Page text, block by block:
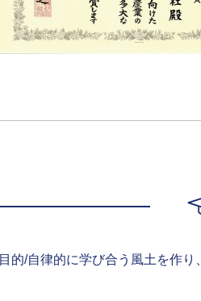
目的/自律的に学び合う風土を作